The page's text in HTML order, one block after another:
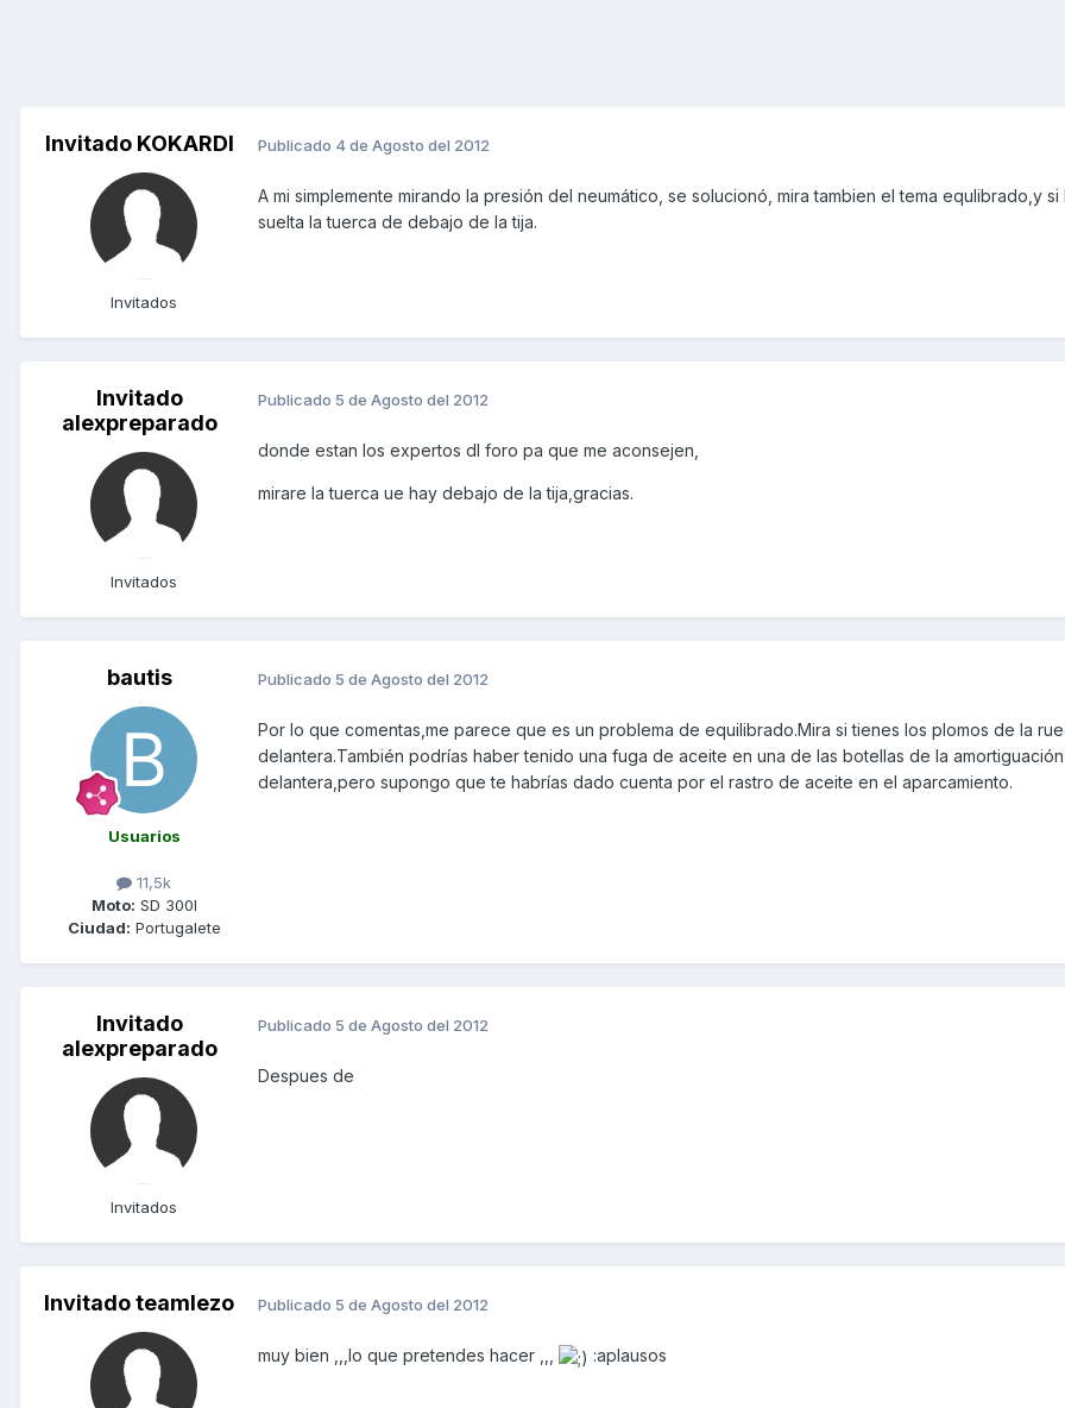
Invitado KOKARDI
Invitados
Publicado 4 de Agosto del 2012
A mi simplemente mirando la presión del neumático, se solucionó, mira tambien el tema equlibrado,y si
suelta la tuerca de debajo de la tija.
Invitado
alexpreparado
Invitados
Publicado 5 de Agosto del 2012
donde estan los expertos dl foro pa que me aconsejen,
mirare la tuerca ue hay debajo de la tija,gracias.
bautis
Usuarios
11,5k
Moto: SD 300I
Ciudad: Portugalete
Publicado 5 de Agosto del 2012
Por lo que comentas,me parece que es un problema de equilibrado.Mira si tienes los plomos de la
delantera.También podrías haber tenido una fuga de aceite en una de las botellas de la amortiguación
delantera,pero supongo que te habrías dado cuenta por el rastro de aceite en el aparcamiento.
Invitado
alexpreparado
Invitados
Publicado 5 de Agosto del 2012
Despues de
Invitado teamlezo Publicado 5 de Agosto del 2012
muy bien ,,,lo que pretendes hacer ,,, :aplausos